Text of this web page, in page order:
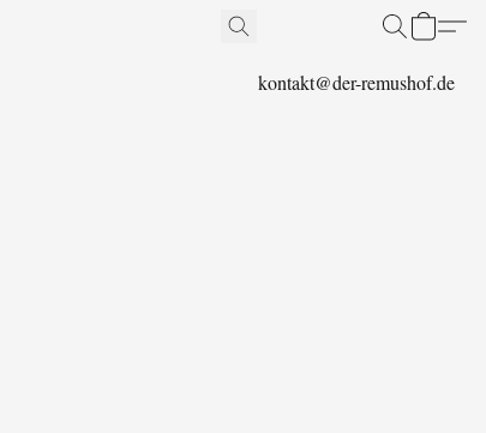
kontakt@der-remushof.de